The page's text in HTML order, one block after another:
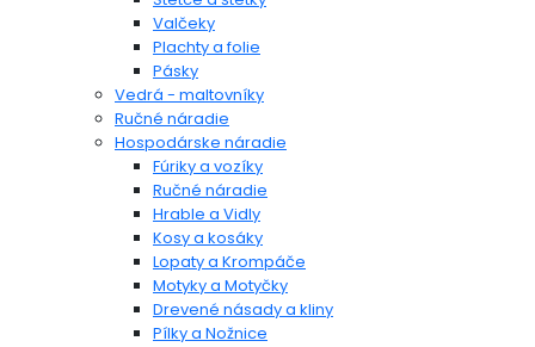
Valčeky
Plachty a folie
Pásky
Vedrá - maltovníky
Ručné náradie
Hospodárske náradie
Fúriky a vozíky
Ručné náradie
Hrable a Vidly
Kosy a kosáky
Lopaty a Krompáče
Motyky a Motyčky
Drevené násady a kliny
Pílky a Nožnice